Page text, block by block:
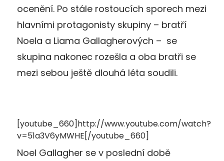
ocenění. Po stále rostoucích sporech mezi
hlavními protagonisty skupiny – bratří
Noela a Liama Gallagherových – se
skupina nakonec rozešla a oba bratři se
mezi sebou ještě dlouhá léta soudili.
[youtube_660]http://www.youtube.com/watch?
v=51a3V6yMWHE[/youtube_660]
Noel Gallagher se v poslední době